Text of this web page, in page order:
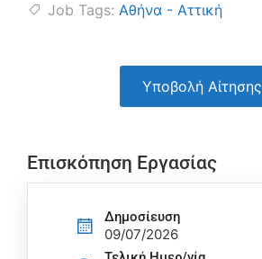
Job Tags: Αθήνα - Αττική
Υποβολή Αίτησης
Επισκόπηση Εργασίας
Δημοσίευση
09/07/2026